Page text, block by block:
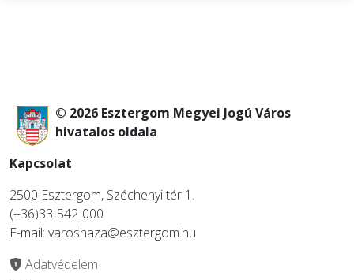
© 2026 Esztergom Megyei Jogú Város
hivatalos oldala
Kapcsolat
2500 Esztergom, Széchenyi tér 1.
(+36)33-542-000
E-mail: varoshaza@esztergom.hu
Adatvédelem